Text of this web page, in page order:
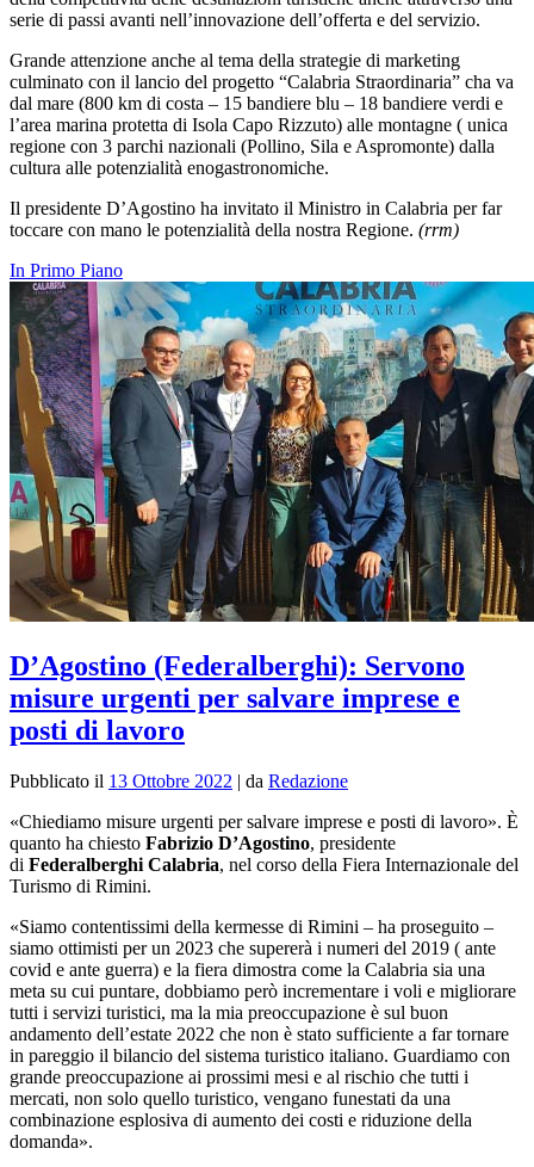
serie di passi avanti nell’innovazione dell’offerta e del servizio.
Grande attenzione anche al tema della strategie di marketing
culminato con il lancio del progetto “Calabria Straordinaria” cha va
dal mare (800 km di costa – 15 bandiere blu – 18 bandiere verdi e
l’area marina protetta di Isola Capo Rizzuto) alle montagne ( unica
regione con 3 parchi nazionali (Pollino, Sila e Aspromonte) dalla
cultura alle potenzialità enogastronomiche.
Il presidente D’Agostino ha invitato il Ministro in Calabria per far
toccare con mano le potenzialità della nostra Regione. (rrm)
In Primo Piano
D’Agostino (Federalberghi): Servono
misure urgenti per salvare imprese e
posti di lavoro
Pubblicato il 13 Ottobre 2022 | da Redazione
«Chiediamo misure urgenti per salvare imprese e posti di lavoro». È
quanto ha chiesto Fabrizio D’Agostino, presidente
di Federalberghi Calabria, nel corso della Fiera Internazionale del
Turismo di Rimini.
«Siamo contentissimi della kermesse di Rimini – ha proseguito –
siamo ottimisti per un 2023 che supererà i numeri del 2019 ( ante
covid e ante guerra) e la fiera dimostra come la Calabria sia una
meta su cui puntare, dobbiamo però incrementare i voli e migliorare
tutti i servizi turistici, ma la mia preoccupazione è sul buon
andamento dell’estate 2022 che non è stato sufficiente a far tornare
in pareggio il bilancio del sistema turistico italiano. Guardiamo con
grande preoccupazione ai prossimi mesi e al rischio che tutti i
mercati, non solo quello turistico, vengano funestati da una
combinazione esplosiva di aumento dei costi e riduzione della
domanda».